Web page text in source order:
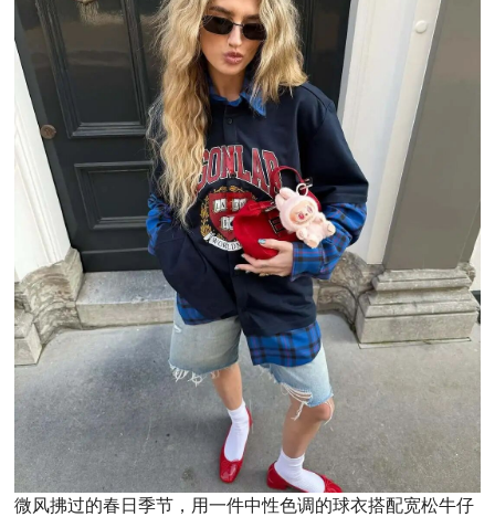
微风拂过的春日季节，用一件中性色调的球衣搭配宽松牛仔